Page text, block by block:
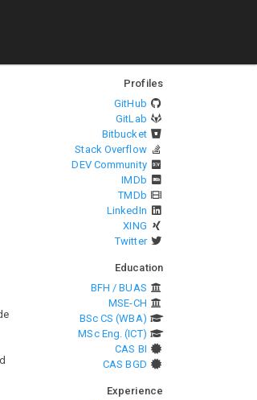
Profiles
GitHub
GitLab
Bitbucket
Stack Overflow
DEV Community
IMDb
TMDb
LinkedIn
XING
Twitter
Education
BFH / BUAS
MSE-CH
BSc CS (WBA)
MSc Eng. (ICT)
CAS BI
CAS BGD
Experience